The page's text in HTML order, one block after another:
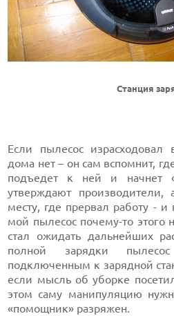
Станция
Если пылесос
дома нет – он сам вспомнит,
подъедет к ней и начнет
утверждают производители,
месту, где прервал работу -
мой пылесос почему-то этого
стал ожидать дальнейших
полной зарядки
подключенным к зарядной
если мысль об уборке
этом саму манипуляцию
«помощник» разряжен.